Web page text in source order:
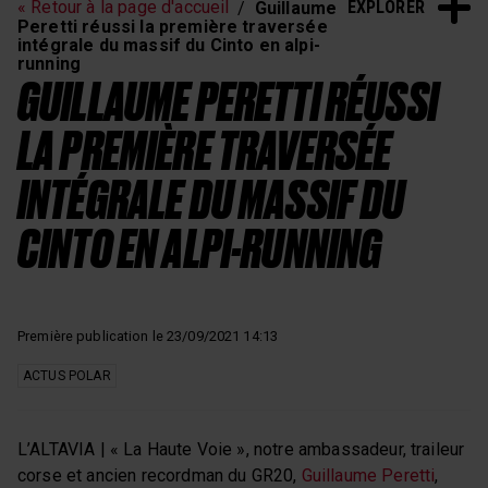
EXPLORER
« Retour à la page d'accueil
Guillaume
Peretti réussi la première traversée
intégrale du massif du Cinto en alpi-
running
GUILLAUME PERETTI RÉUSSI
LA PREMIÈRE TRAVERSÉE
INTÉGRALE DU MASSIF DU
CINTO EN ALPI-RUNNING
Première publication le 23/09/2021 14:13
ACTUS POLAR
L’ALTAVIA | « La Haute Voie », notre ambassadeur, traileur
corse et ancien recordman du GR20, Guillaume Peretti,